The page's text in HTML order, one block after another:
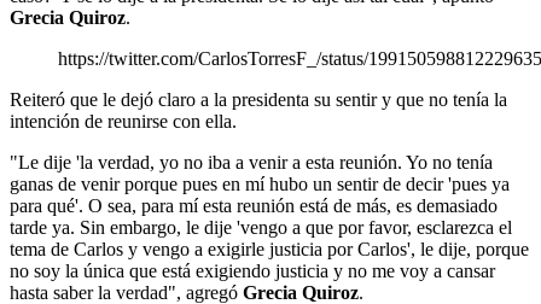
Grecia Quiroz.
https://twitter.com/CarlosTorresF_/status/
Reiteró que le dejó claro a la presidenta su sentir y que no tenía la
intención de reunirse con ella.
"Le dije 'la verdad, yo no iba a venir a esta reunión. Yo no tenía
ganas de venir porque pues en mí hubo un sentir de decir 'pues ya
para qué'. O sea, para mí esta reunión está de más, es demasiado
tarde ya. Sin embargo, le dije 'vengo a que por favor, esclarezca el
tema de Carlos y vengo a exigirle justicia por Carlos', le dije, porque
no soy la única que está exigiendo justicia y no me voy a cansar
hasta saber la verdad", agregó Grecia Quiroz.